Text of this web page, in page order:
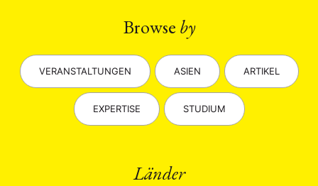
Browse by
VERANSTALTUNGEN ASIEN ARTIKEL
EXPERTISE STUDIUM
Länder